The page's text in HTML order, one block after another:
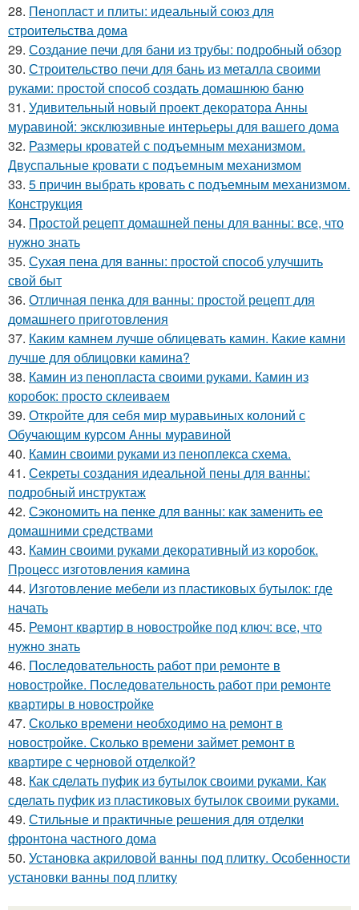
28. Пенопласт и плиты: идеальный союз для
строительства дома
29. Создание печи для бани из трубы: подробный обзор
30. Строительство печи для бань из металла своими
руками: простой способ создать домашнюю баню
31. Удивительный новый проект декоратора Анны
муравиной: эксклюзивные интерьеры для вашего дома
32. Размеры кроватей с подъемным механизмом.
Двуспальные кровати с подъемным механизмом
33. 5 причин выбрать кровать с подъемным механизмом.
Конструкция
34. Простой рецепт домашней пены для ванны: все, что
нужно знать
35. Сухая пена для ванны: простой способ улучшить
свой быт
36. Отличная пенка для ванны: простой рецепт для
домашнего приготовления
37. Каким камнем лучше облицевать камин. Какие камни
лучше для облицовки камина?
38. Камин из пенопласта своими руками. Камин из
коробок: просто склеиваем
39. Откройте для себя мир муравьиных колоний с
Обучающим курсом Анны муравиной
40. Камин своими руками из пеноплекса схема.
41. Секреты создания идеальной пены для ванны:
подробный инструктаж
42. Сэкономить на пенке для ванны: как заменить ее
домашними средствами
43. Камин своими руками декоративный из коробок.
Процесс изготовления камина
44. Изготовление мебели из пластиковых бутылок: где
начать
45. Ремонт квартир в новостройке под ключ: все, что
нужно знать
46. Последовательность работ при ремонте в
новостройке. Последовательность работ при ремонте
квартиры в новостройке
47. Сколько времени необходимо на ремонт в
новостройке. Сколько времени займет ремонт в
квартире с черновой отделкой?
48. Как сделать пуфик из бутылок своими руками. Как
сделать пуфик из пластиковых бутылок своими руками.
49. Стильные и практичные решения для отделки
фронтона частного дома
50. Установка акриловой ванны под плитку. Особенности
установки ванны под плитку